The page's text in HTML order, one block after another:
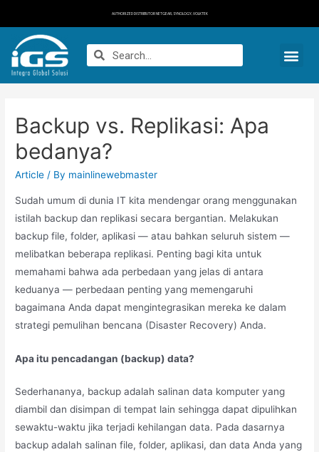
AUTHORIZED DISTRIBUTOR NETGEAR, SYNOLOGY, VOLKTEK
Backup vs. Replikasi: Apa
bedanya?
Article / By mainlinewebmaster
Sudah umum di dunia IT kita mendengar orang menggunakan
istilah backup dan replikasi secara bergantian. Melakukan
backup file, folder, aplikasi — atau bahkan seluruh sistem —
melibatkan beberapa replikasi. Penting bagi kita untuk
memahami bahwa ada perbedaan yang jelas di antara
keduanya — perbedaan penting yang memengaruhi
bagaimana Anda dapat mengintegrasikan mereka ke dalam
strategi pemulihan bencana (Disaster Recovery) Anda.
Apa itu pencadangan (backup) data?
Sederhananya, backup adalah salinan data komputer yang
diambil dan disimpan di tempat lain sehingga dapat dipulihkan
sewaktu-waktu jika terjadi kehilangan data. Pada dasarnya
backup adalah salinan file, folder, aplikasi, dan data Anda yang